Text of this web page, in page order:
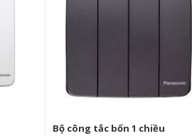
Bộ công tắc bốn 1 chiều